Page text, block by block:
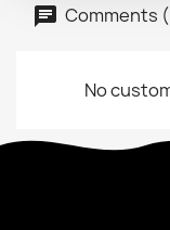
Comments
No